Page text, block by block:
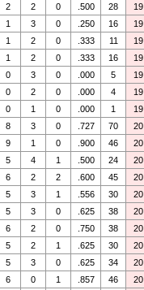
2 2 0 .500 28 19
1 3 0 .250 16 19
1 2 0 .333 11 19
1 2 0 .333 16 19
0 3 0 .000 5 19
0 2 0 .000 4 19
0 1 0 .000 1 19
8 3 0 .727 70 20
9 1 0 .900 46 20
5 4 1 .500 24 20
6 2 2 .600 45 20
5 3 1 .556 30 20
5 3 0 .625 38 20
6 2 0 .750 38 20
5 2 1 .625 30 20
5 3 0 .625 34 20
6 0 1 .857 46 20